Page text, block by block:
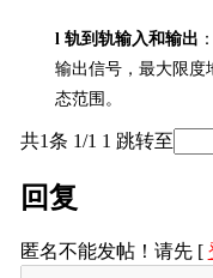
l 轨到 轨输入和输出
输出信号，最大限度
态范围。
l工作温度范围：工
型封装节省电路板空
共1条 1/1 1 跳转至
回复
匿名不能发帖！请先 [